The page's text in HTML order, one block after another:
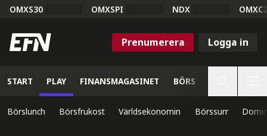
OMXS30 OMXSPI NDX
Prenumerera Logga in
START PLAY FINANSMAGASINET BÖRS
Börslunch Börsfrukost Världsekonomin Börssurr